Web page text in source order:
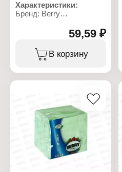
Характеристики:
Бренд: Berry
Тип товара: Салфетки
Вариация: двухслойные
Цвет: белый
Количество в упаковке:
100 шт
59,59 ₽
В корзину